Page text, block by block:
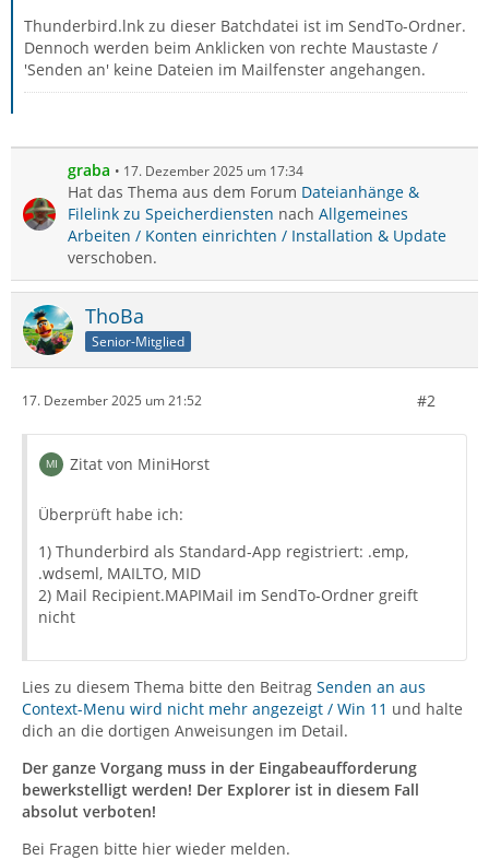
Thunderbird.lnk zu dieser Batchdatei ist im SendTo-Ordner.
Dennoch werden beim Anklicken von rechte Maustaste /
'Senden an' keine Dateien im Mailfenster angehangen.
graba 17. Dezember 2025 um 17:34
Hat das Thema aus dem Forum Dateianhänge &
Filelink zu Speicherdiensten nach Allgemeines
Arbeiten / Konten einrichten / Installation & Update
verschoben.
ThoBa
Senior-Mitglied
17. Dezember 2025 um 21:52 #2
Zitat von MiniHorst
Überprüft habe ich:
1) Thunderbird als Standard-App registriert: .emp,
.wdseml, MAILTO, MID
2) Mail Recipient.MAPIMail im SendTo-Ordner greift
nicht
Lies zu diesem Thema bitte den Beitrag Senden an aus
Context-Menu wird nicht mehr angezeigt / Win 11 und halte
dich an die dortigen Anweisungen im Detail.
Der ganze Vorgang muss in der Eingabeaufforderung
bewerkstelligt werden! Der Explorer ist in diesem Fall
absolut verboten!
Bei Fragen bitte hier wieder melden.